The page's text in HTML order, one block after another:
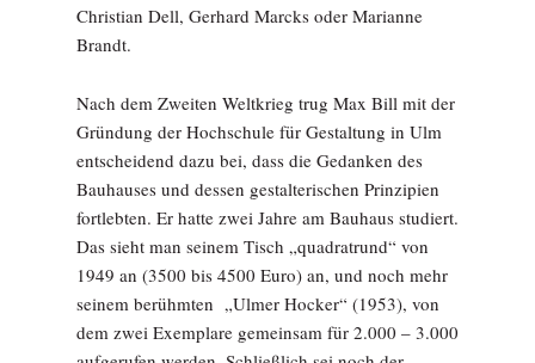
Christian Dell, Gerhard Marcks oder Marianne
Brandt.
Nach dem Zweiten Weltkrieg trug Max Bill mit der
Gründung der Hochschule für Gestaltung in Ulm
entscheidend dazu bei, dass die Gedanken des
Bauhauses und dessen gestalterischen Prinzipien
fortlebten. Er hatte zwei Jahre am Bauhaus studiert.
Das sieht man seinem Tisch „quadratrund“ von
1949 an (3500 bis 4500 Euro) an, und noch mehr
seinem berühmten „Ulmer Hocker“ (1953), von
dem zwei Exemplare gemeinsam für 2.000 – 3.000